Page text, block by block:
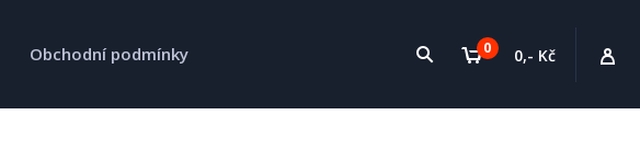
0 0,- Kč
Obchodní podmínky